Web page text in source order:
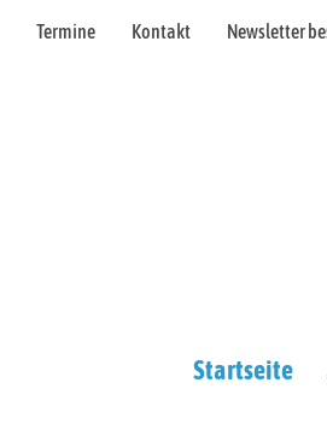
Termine Kontakt Newsletter
Startseite